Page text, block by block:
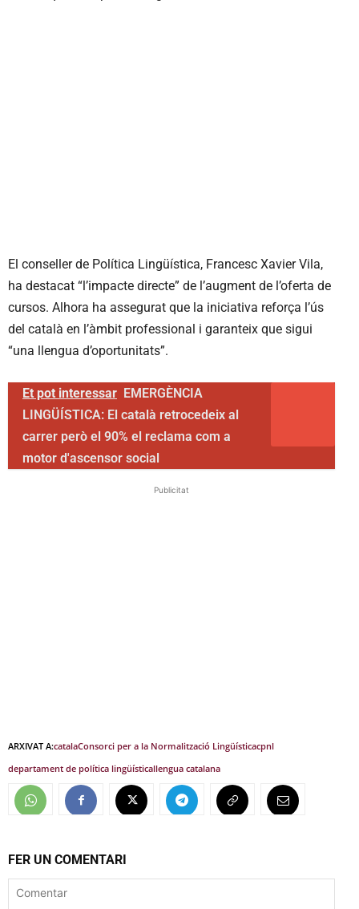
El conseller de Política Lingüística, Francesc Xavier Vila,
ha destacat “l’impacte directe” de l’augment de l’oferta de
cursos. Alhora ha assegurat que la iniciativa reforça l’ús
del català en l’àmbit professional i garanteix que sigui
“una llengua d’oportunitats”.
Et pot interessar EMERGÈNCIA
LINGÜÍSTICA: El català retrocedeix al
carrer però el 90% el reclama com a
motor d'ascensor social
Publicitat
ARXIVAT A:catalaConsorci per a la Normalització Lingüísticacpnl
departament de política lingüísticallengua catalana
FER UN COMENTARI